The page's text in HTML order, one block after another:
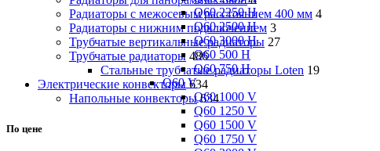
Q60 2250 H
Q60 2500 H
Q60 3000 H
Q60 500 H
Q60 750 H
Q60 V
Q60 1000 V
Q60 1250 V
Q60 1500 V
Q60 1750 V
Радиаторы с межосевым расстоянием 400 мм 4
Радиаторы с нижним подключением 3
Трубчатые вертикальные радиаторы 27
Трубчатые радиаторы 486
Cтальные трубчатые радиаторы Loten 19
Электрические конвекторы 634
Напольные конвекторы 634
По цене